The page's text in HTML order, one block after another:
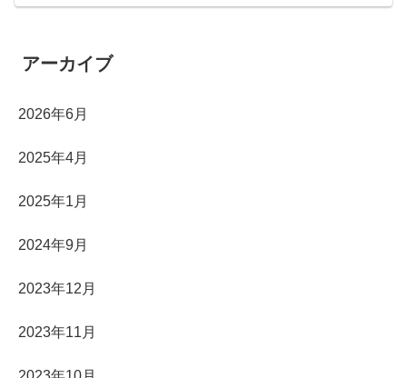
アーカイブ
2026年6月
2025年4月
2025年1月
2024年9月
2023年12月
2023年11月